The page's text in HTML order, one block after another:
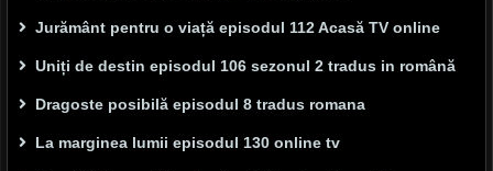
Jurământ pentru o viață episodul 112 Acasă TV online
Uniți de destin episodul 106 sezonul 2 tradus in română
Dragoste posibilă episodul 8 tradus romana
La marginea lumii episodul 130 online tv